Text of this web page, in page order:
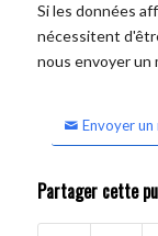
Si les données
nécessitent
nous envoyer un
Envoyer
Partager cette